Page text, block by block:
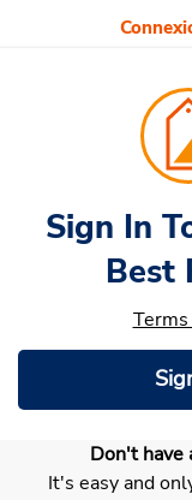
a Car
Sign In
Best
Don't have
It's easy and